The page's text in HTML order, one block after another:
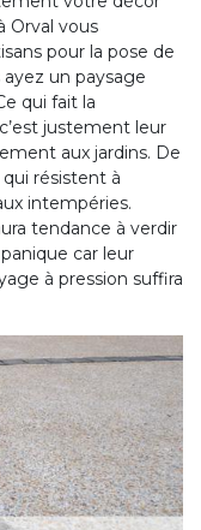
Orval vous
pour la pose de
un paysage
qui fait la
justement leur
aux jardins. De
résistent à
intempéries.
tendance à verdir
car leur
à pression suffira